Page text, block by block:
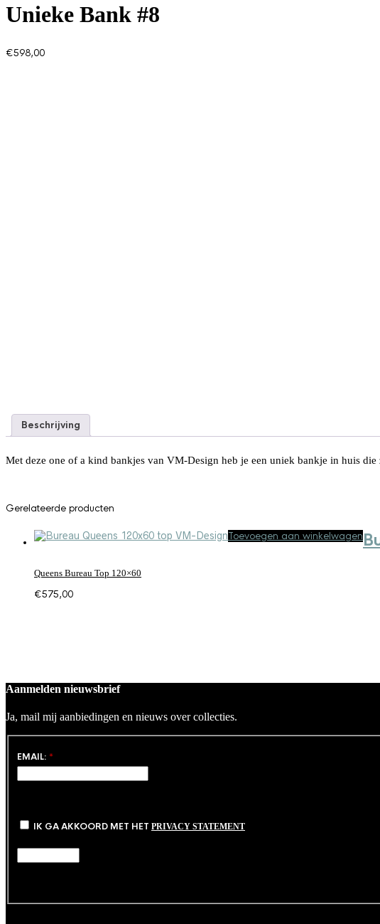
Unieke Bank #8
€598,00
Beschrijving
Met deze one of a kind bankjes van VM-Design heb je een uniek bankje in huis
Gerelateerde producten
Toevoegen aan winkelwagen
Queens Bureau Top 120×60
€575,00
Aanmelden nieuwsbrief
Ja, mail mij aanbiedingen en nieuws over collecties.
EMAIL: *
IK GA AKKOORD MET HET PRIVACY STATEMENT